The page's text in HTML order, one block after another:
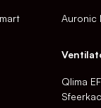
Auronic
Qlima